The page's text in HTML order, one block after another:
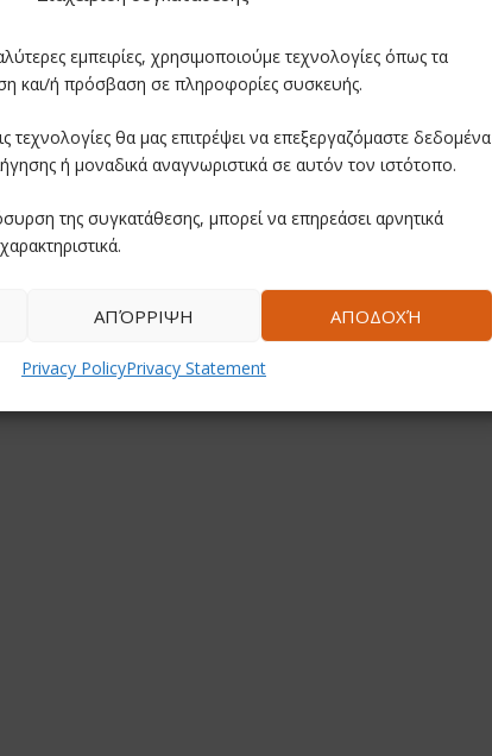
εμπειρίες, χρησιμοποιούμε τεχνολογίες όπως τα
και/ή πρόσβαση σε πληροφορίες συσκευής.
τεχνολογίες θα μας επιτρέψει να επεξεργαζόμαστε δεδομένα
ή μοναδικά αναγνωριστικά σε αυτόν τον ιστότοπο.
της συγκατάθεσης, μπορεί να επηρεάσει αρνητικά
ΑΠΟΔΟΧΉ
ΑΠΌΡΡΙΨΗ
Privacy PolicyPrivacy Statement